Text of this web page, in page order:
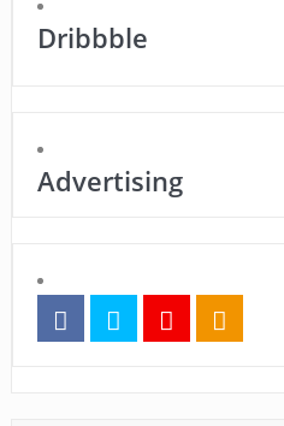
Dribbble
Advertising